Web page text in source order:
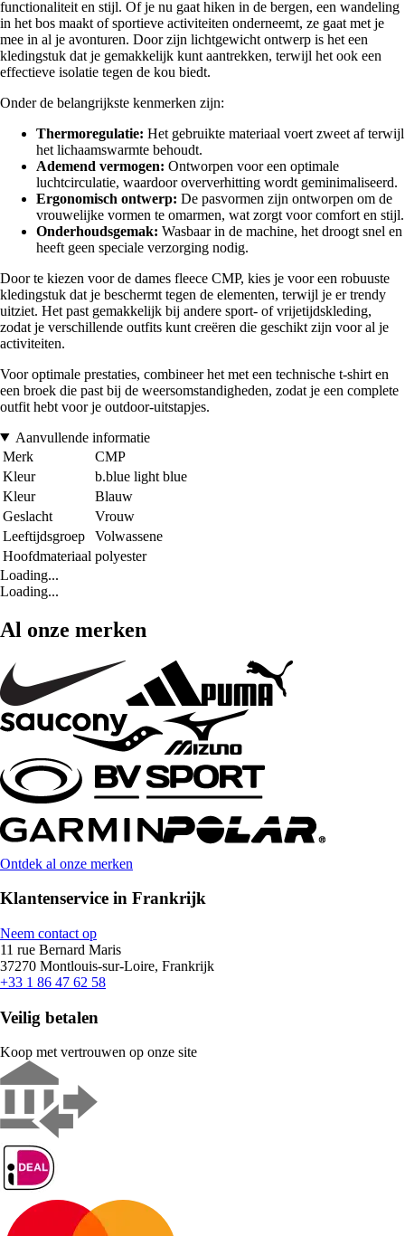
functionaliteit en stijl. Of je nu gaat hiken in de bergen, een wandeling
in het bos maakt of sportieve activiteiten onderneemt, ze gaat met je
mee in al je avonturen. Door zijn lichtgewicht ontwerp is het een
kledingstuk dat je gemakkelijk kunt aantrekken, terwijl het ook een
effectieve isolatie tegen de kou biedt.
Onder de belangrijkste kenmerken zijn:
Thermoregulatie: Het gebruikte materiaal voert zweet af terwijl
het lichaamswarmte behoudt.
Ademend vermogen: Ontworpen voor een optimale
luchtcirculatie, waardoor oververhitting wordt geminimaliseerd.
Ergonomisch ontwerp: De pasvormen zijn ontworpen om de
vrouwelijke vormen te omarmen, wat zorgt voor comfort en stijl.
Onderhoudsgemak: Wasbaar in de machine, het droogt snel en
heeft geen speciale verzorging nodig.
Door te kiezen voor de dames fleece CMP, kies je voor een robuuste
kledingstuk dat je beschermt tegen de elementen, terwijl je er trendy
uitziet. Het past gemakkelijk bij andere sport- of vrijetijdskleding,
zodat je verschillende outfits kunt creëren die geschikt zijn voor al je
activiteiten.
Voor optimale prestaties, combineer het met een technische t-shirt en
een broek die past bij de weersomstandigheden, zodat je een complete
outfit hebt voor je outdoor-uitstapjes.
Aanvullende informatie
Merk
CMP
Kleur
b.blue light blue
Kleur
Blauw
Geslacht
Vrouw
Leeftijdsgroep
Volwassene
Hoofdmateriaal polyester
Loading...
Loading...
Al onze merken
Ontdek al onze merken
Klantenservice in Frankrijk
Neem contact op
11 rue Bernard Maris
37270 Montlouis-sur-Loire, Frankrijk
+33 1 86 47 62 58
Veilig betalen
Koop met vertrouwen op onze site